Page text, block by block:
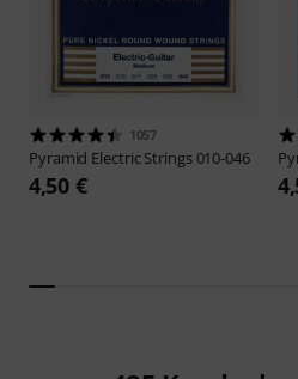
1057
Pyramid Electric Strings 010-046
4,50 €